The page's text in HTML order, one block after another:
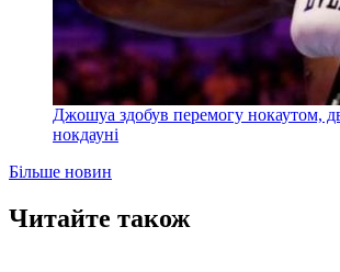
Джошуа здобув перемогу нокаутом,
нокдауні
Більше новин
Читайте також